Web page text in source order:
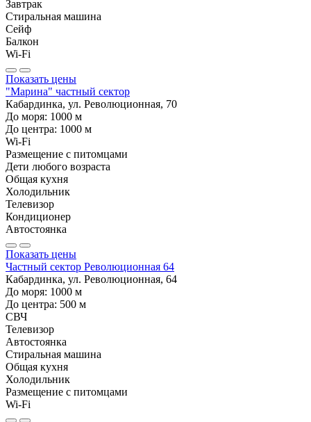
Завтрак
Стиральная машина
Сейф
Балкон
Wi-Fi
Показать цены
"Марина" частный сектор
Кабардинка, ул. Революционная, 70
До моря: 1000 м
До центра: 1000 м
Wi-Fi
Размещение с питомцами
Дети любого возраста
Общая кухня
Холодильник
Телевизор
Кондиционер
Автостоянка
Показать цены
Частный сектор Революционная 64
Кабардинка, ул. Революционная, 64
До моря: 1000 м
До центра: 500 м
СВЧ
Телевизор
Автостоянка
Стиральная машина
Общая кухня
Холодильник
Размещение с питомцами
Wi-Fi